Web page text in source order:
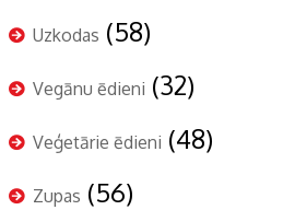
Uzkodas (58)
Vegānu ēdieni (32)
Veģetārie ēdieni (48)
Zupas (56)